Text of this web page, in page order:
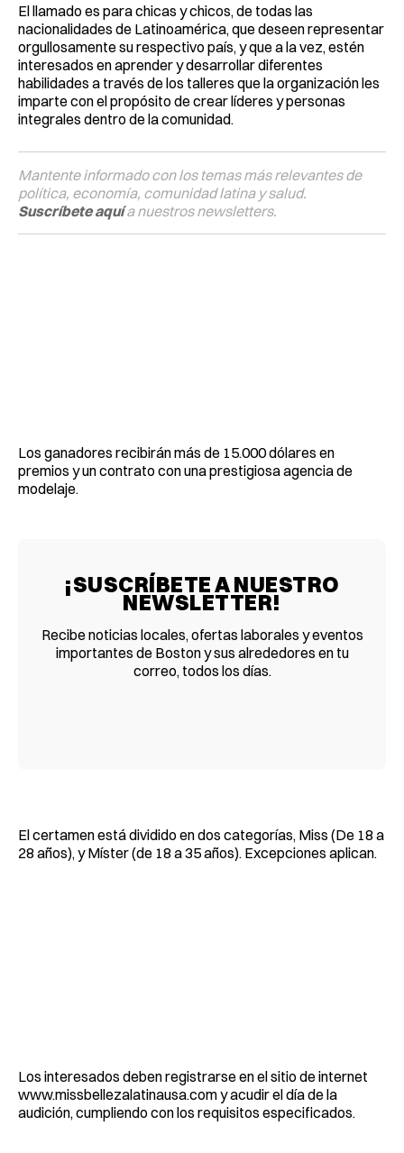
El llamado es para chicas y chicos, de todas las
nacionalidades de Latinoamérica, que deseen representar
orgullosamente su respectivo país, y que a la vez, estén
interesados en aprender y desarrollar diferentes
habilidades a través de los talleres que la organización les
imparte con el propósito de crear líderes y personas
integrales dentro de la comunidad.
Mantente informado con los temas más relevantes de
política, economía, comunidad latina y salud.
Suscríbete aquía nuestros newsletters.
Los ganadores recibirán más de 15.000 dólares en
premios y un contrato con una prestigiosa agencia de
modelaje.
¡SUSCRÍBETE A NUESTRO
NEWSLETTER!
Recibe noticias locales, ofertas laborales y eventos
importantes de Boston y sus alrededores en tu
correo, todos los días.
El certamen está dividido en dos categorías, Miss (De 18 a
28 años), y Míster (de 18 a 35 años). Excepciones aplican.
Los interesados deben registrarse en el sitio de internet
www.missbellezalatinausa.com y acudir el día de la
audición, cumpliendo con los requisitos especificados.